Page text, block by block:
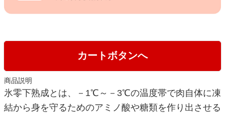
カートボタンへ
商品説明
氷零下熟成とは、－1℃～－3℃の温度帯で肉自体に凍
結から身を守るためのアミノ酸や糖類を作り出させる